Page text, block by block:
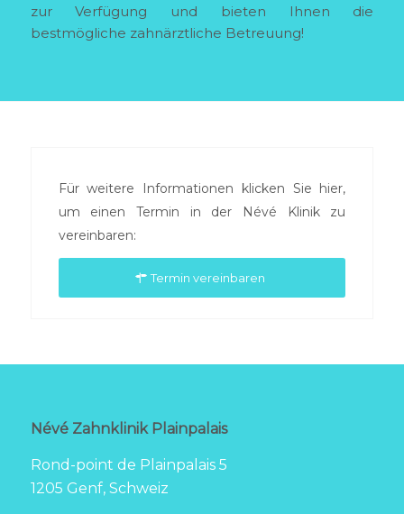
zur Verfügung und bieten Ihnen die
bestmögliche zahnärztliche Betreuung!
Für weitere Informationen klicken Sie hier,
um einen Termin in der Névé Klinik zu
vereinbaren:
Termin vereinbaren
Névé Zahnklinik Plainpalais
Rond-point de Plainpalais 5
1205 Genf, Schweiz